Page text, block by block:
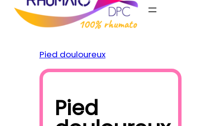
Pied douloureux
Pied